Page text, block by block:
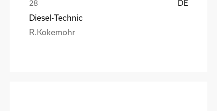
DE
Diesel-Technic
R.Kokemohr